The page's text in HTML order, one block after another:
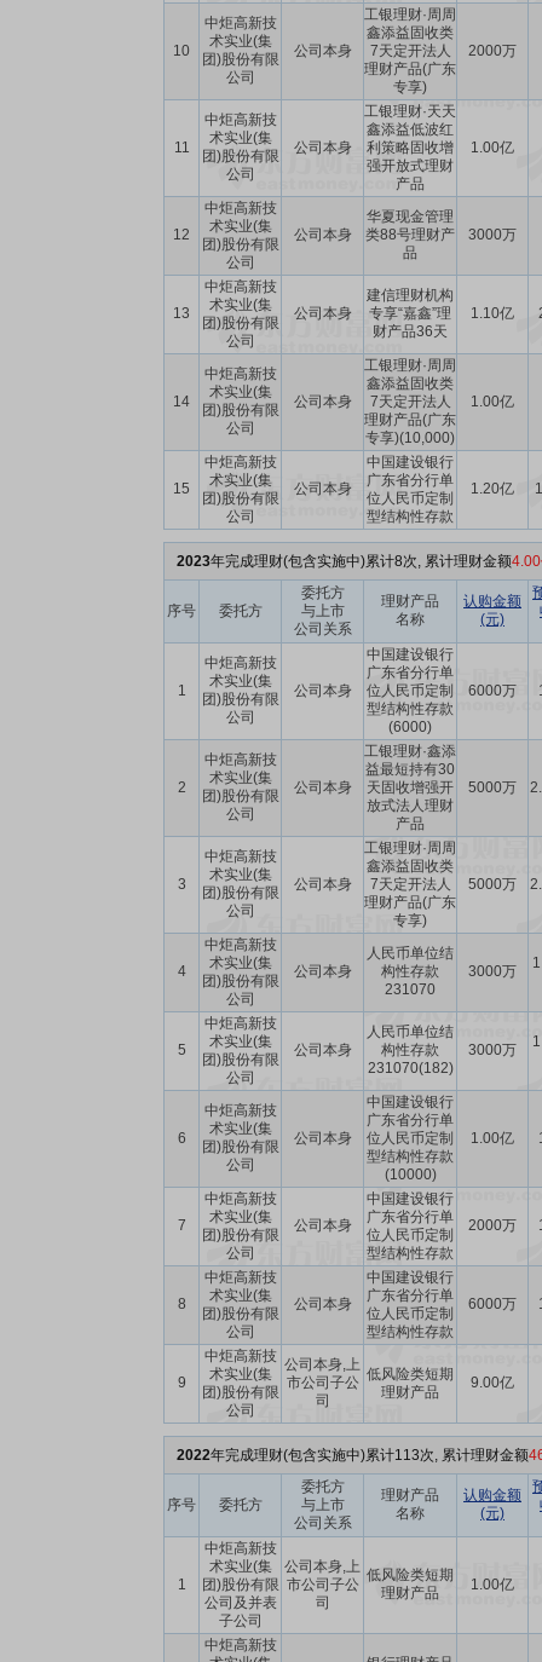
10
中炬高新技
术实业(集
团)股份有限
公司
公司本身
工银理财·周周
鑫添益固收类
7天定开法人
理财产品(广东
专享)
2000万
11
中炬高新技
术实业(集
团)股份有限
公司
公司本身
工银理财·天天
鑫添益低波红
利策略固收增
强开放式理财
产品
1.00亿
12
中炬高新技
术实业(集
团)股份有限
公司
公司本身
华夏现金管理
类88号理财产
品
3000万
13
中炬高新技
术实业(集
团)股份有限
公司
公司本身
建信理财机构
专享“嘉鑫”理
财产品36天
1.10亿
14
中炬高新技
术实业(集
团)股份有限
公司
公司本身
工银理财·周周
鑫添益固收类
7天定开法人
理财产品(广东
专享)(10,000)
1.00亿
15
中炬高新技
术实业(集
团)股份有限
公司
公司本身
中国建设银行
广东省分行单
位人民币定制
型结构性存款
1.20亿
2023年完成理财(包含实施中)累计8次, 累计理财金额
序号 委托方
委托方
与上市
公司关系
理财产品
名称
认购金额
(元)
1
中炬高新技
术实业(集
团)股份有限
公司
公司本身
中国建设银行
广东省分行单
位人民币定制
型结构性存款
(6000)
6000万
2
中炬高新技
术实业(集
团)股份有限
公司
公司本身
工银理财·鑫添
益最短持有30
天固收增强开
放式法人理财
产品
5000万
3
中炬高新技
术实业(集
团)股份有限
公司
公司本身
工银理财·周周
鑫添益固收类
7天定开法人
理财产品(广东
专享)
5000万
4
中炬高新技
术实业(集
团)股份有限
公司
公司本身
人民币单位结
构性存款
231070
3000万
5
中炬高新技
术实业(集
团)股份有限
公司
公司本身
人民币单位结
构性存款
231070(182)
3000万
6
中炬高新技
术实业(集
团)股份有限
公司
公司本身
中国建设银行
广东省分行单
位人民币定制
型结构性存款
(10000)
1.00亿
7
中炬高新技
术实业(集
团)股份有限
公司
公司本身
中国建设银行
广东省分行单
位人民币定制
型结构性存款
2000万
8
中炬高新技
术实业(集
团)股份有限
公司
公司本身
中国建设银行
广东省分行单
位人民币定制
型结构性存款
6000万
9
中炬高新技
术实业(集
团)股份有限
公司
公司本身,上
市公司子公
司
低风险类短期
理财产品
9.00亿
2022年完成理财(包含实施中)累计113次, 累计理财金额
序号 委托方
委托方
与上市
公司关系
理财产品
名称
认购金额
(元)
1
中炬高新技
术实业(集
团)股份有限
公司及并表
子公司
公司本身,上
市公司子公
司
低风险类短期
理财产品
1.00亿
中炬高新技